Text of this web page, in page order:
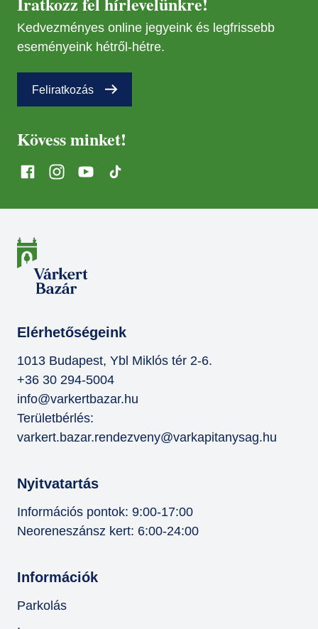
Kedvezményes online jegyeink és legfrissebb
eseményeink hétről-hétre.
Feliratkozás
Kövess minket!
Elérhetőségeink
1013 Budapest, Ybl Miklós tér 2-6.
+36 30 294-5004
info@varkertbazar.hu
Területbérlés:
varkert.bazar.rendezveny@varkapitanysag.hu
Nyitvatartás
Információs pontok: 9:00-17:00
Neoreneszánsz kert: 6:00-24:00
Információk
Parkolás